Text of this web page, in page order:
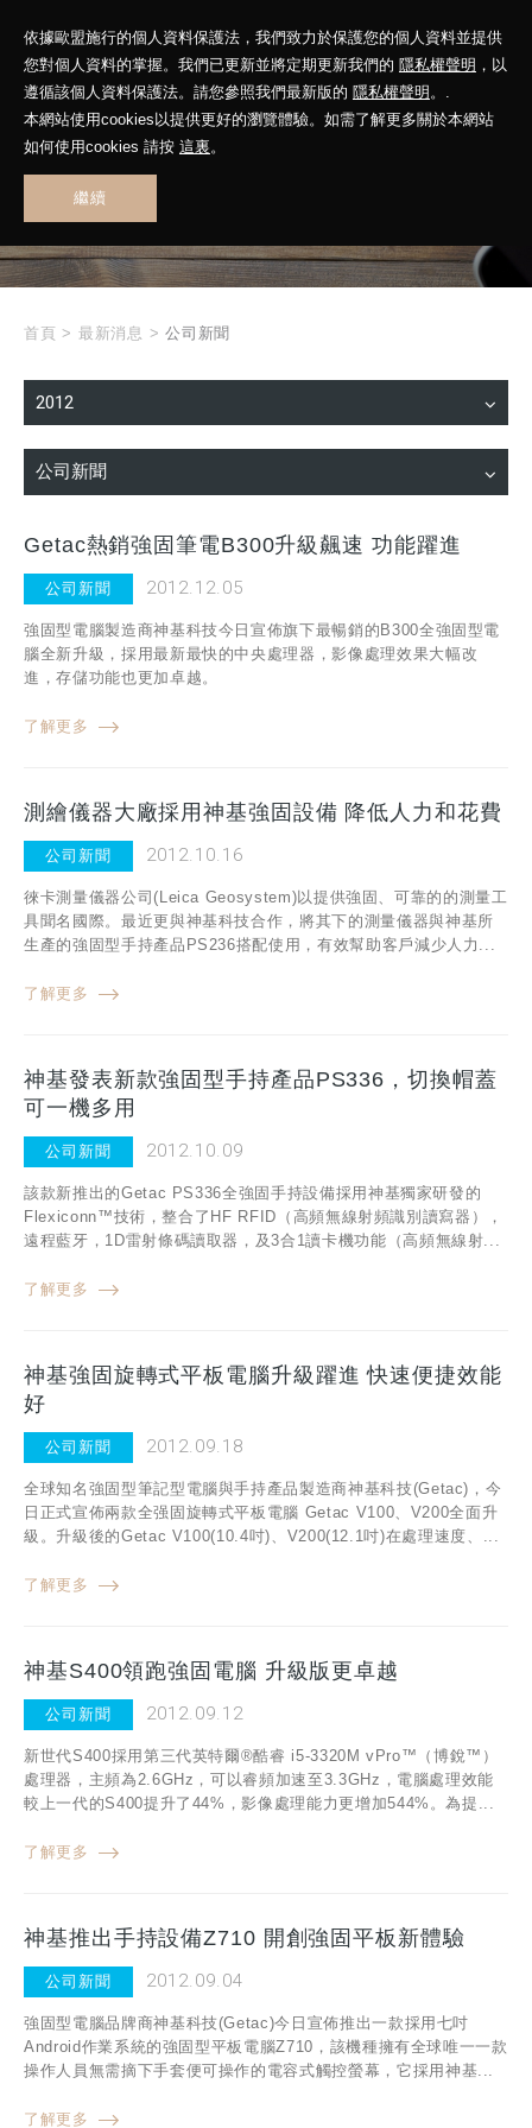
依據歐盟施行的個人資料保護法，我們致力於保護您的個人資料並提供
您對個人資料的掌握。我們已更新並將定期更新我們的 隱私權聲明 ，以
遵循該個人資料保護法。請您參照我們最新版的 隱私權聲明 。.
本網站使用cookies以提供更好的瀏覽體驗。如需了解更多關於本網站
如何使用cookies 請按 這裏。
繼續
WHAT'S NEW
首頁 > 最新消息 > 公司新聞
2012
公司新聞
Getac熱銷強固筆電B300升級飆速 功能躍進
公司新聞 2012.12.05
強固型電腦製造商神基科技今日宣佈旗下最暢銷的B300全強固型電
腦全新升級，採用最新最快的中央處理器，影像處理效果大幅改
進，存儲功能也更加卓越。
了解更多
測繪儀器大廠採用神基強固設備 降低人力和花費
公司新聞 2012.10.16
徠卡測量儀器公司(Leica Geosystem)以提供強固、可靠的的測量工
具聞名國際。最近更與神基科技合作，將其下的測量儀器與神基所
生產的強固型手持產品PS236搭配使用，有效幫助客戶減少人力...
了解更多
神基發表新款強固型手持產品PS336，切換帽蓋
可一機多用
公司新聞 2012.10.09
該款新推出的Getac PS336全強固手持設備採用神基獨家研發的
Flexiconn™技術，整合了HF RFID（高頻無線射頻識別讀寫器），
遠程藍牙，1D雷射條碼讀取器，及3合1讀卡機功能（高頻無線射...
了解更多
神基強固旋轉式平板電腦升級躍進 快速便捷效能
好
公司新聞 2012.09.18
全球知名強固型筆記型電腦與手持產品製造商神基科技(Getac)，今
日正式宣佈兩款全强固旋轉式平板電腦 Getac V100、V200全面升
級。升級後的Getac V100(10.4吋)、V200(12.1吋)在處理速度、...
了解更多
神基S400領跑強固電腦 升級版更卓越
公司新聞 2012.09.12
新世代S400採用第三代英特爾®酷睿 i5-3320M vPro™（博銳™）
處理器，主頻為2.6GHz，可以睿頻加速至3.3GHz，電腦處理效能
較上一代的S400提升了44%，影像處理能力更增加544%。為提...
了解更多
神基推出手持設備Z710 開創強固平板新體驗
公司新聞 2012.09.04
強固型電腦品牌商神基科技(Getac)今日宣佈推出一款採用七吋
Android作業系統的強固型平板電腦Z710，該機種擁有全球唯一一款
操作人員無需摘下手套便可操作的電容式觸控螢幕，它採用神基...
了解更多